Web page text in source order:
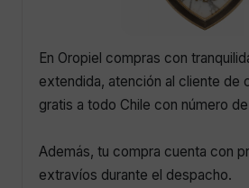
En Oropiel compras con
extendida, atención al cliente de
gratis a todo Chile con número
Además, tu compra cuenta con
extravíos durante el despacho.